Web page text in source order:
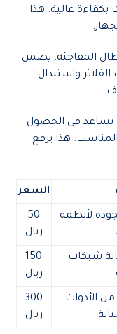
عالية. هذا
المفاجئة. يضمن
واستبدال
يساعد في الحصول
هذا يرفع
السعر
لأنظمة
50
ريال
شبكات
150
ريال
الأدوات
300
ريال